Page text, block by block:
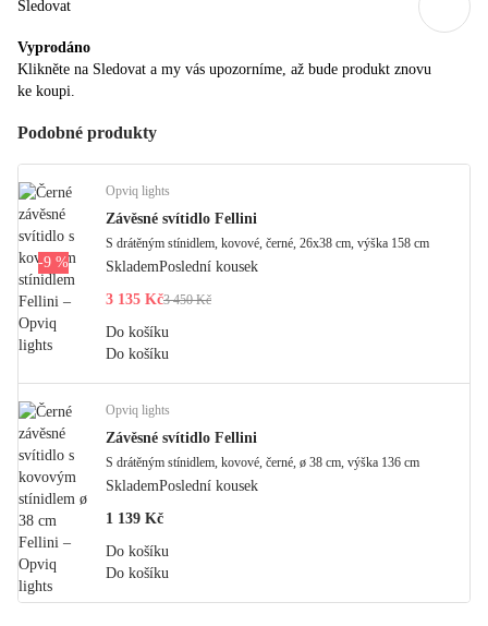
Sledovat
Vyprodáno
Klikněte na Sledovat a my vás upozorníme, až bude produkt znovu
ke koupi.
Podobné produkty
-9 %
Opviq lights
Závěsné svítidlo Fellini
S drátěným stínidlem, kovové, černé, 26x38 cm, výška 158 cm
SklademPoslední kousek
3 135 Kč3 450 Kč
Do košíku
Do košíku
Opviq lights
Závěsné svítidlo Fellini
S drátěným stínidlem, kovové, černé, ø 38 cm, výška 136 cm
SklademPoslední kousek
1 139 Kč
Do košíku
Do košíku